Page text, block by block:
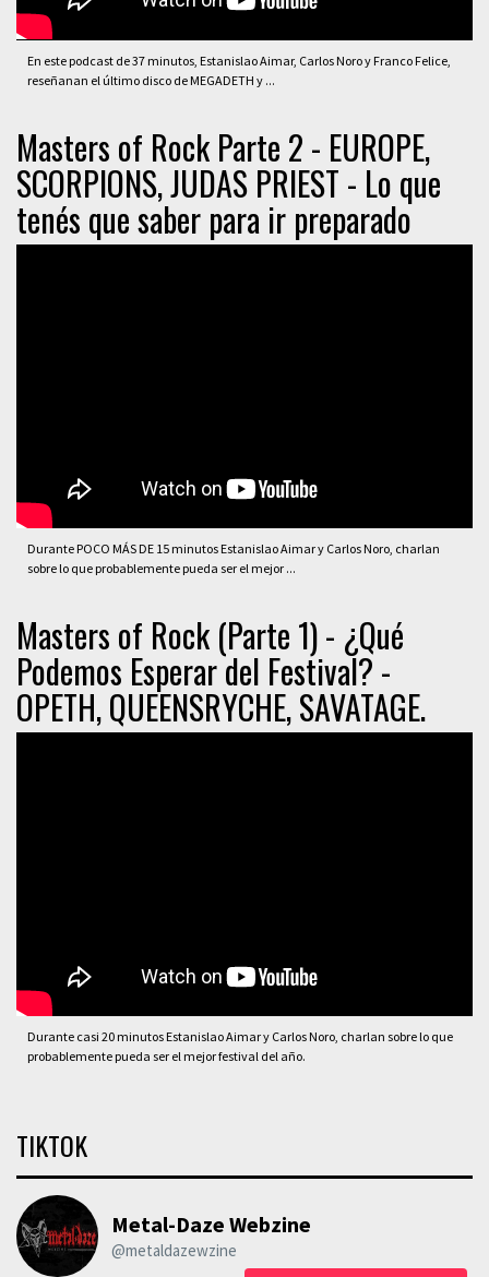
En este podcast de 37 minutos, Estanislao Aimar, Carlos Noro y Franco Felice,
reseñanan el último disco de MEGADETH y ...
Masters of Rock Parte 2 - EUROPE,
SCORPIONS, JUDAS PRIEST - Lo que
tenés que saber para ir preparado
Durante POCO MÁS DE 15 minutos Estanislao Aimar y Carlos Noro, charlan
sobre lo que probablemente pueda ser el mejor ...
Masters of Rock (Parte 1) - ¿Qué
Podemos Esperar del Festival? -
OPETH, QUEENSRYCHE, SAVATAGE.
Durante casi 20 minutos Estanislao Aimar y Carlos Noro, charlan sobre lo que
probablemente pueda ser el mejor festival del año.
TIKTOK
Metal-Daze Webzine
@metaldazewzine